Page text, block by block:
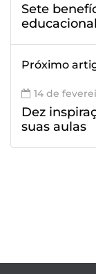
Sete
Próximo
14 de
Dez
suas aulas